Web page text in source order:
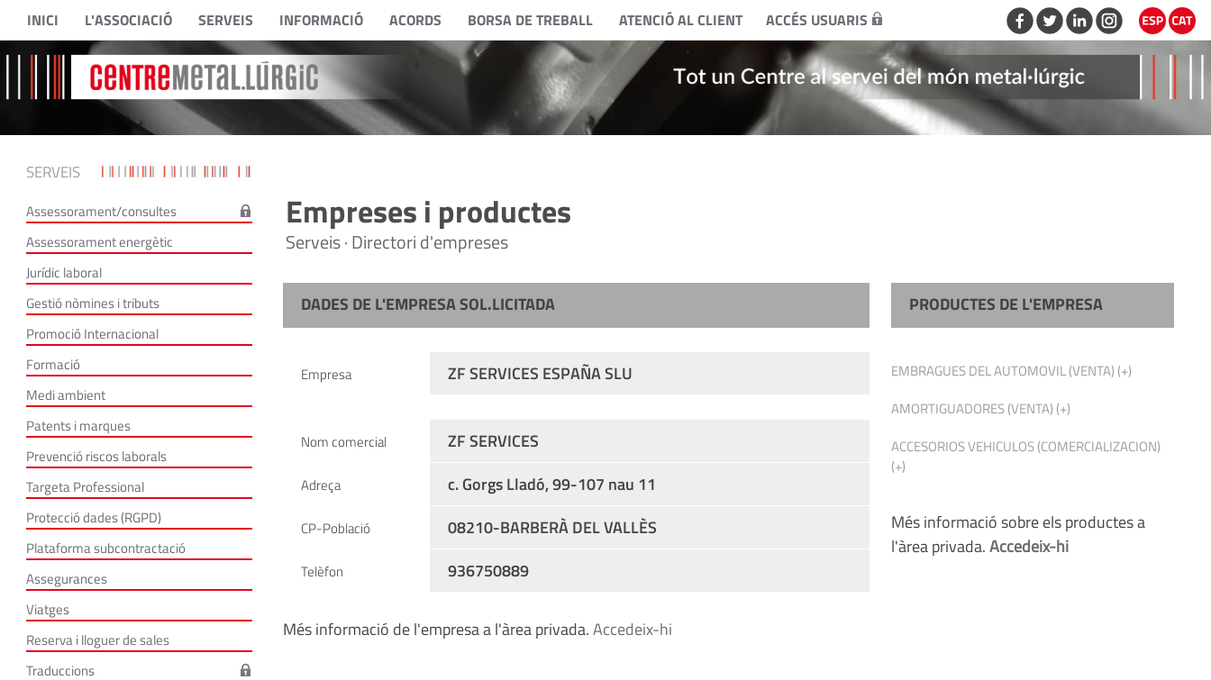
INICI L'ASSOCIACIÓ SERVEIS INFORMACIÓ ACORDS BORSA DE TREBALL ATENCIÓ AL CLIENT ACCÉS USUARIS
SERVEIS
Assessorament/consultes
Assessorament energètic
Jurídic laboral
Gestió nòmines i tributs
Promoció Internacional
Formació
Medi ambient
Patents i marques
Prevenció riscos laborals
Targeta Professional
Protecció dades (RGPD)
Plataforma subcontractació
Assegurances
Viatges
Reserva i lloguer de sales
Traduccions
Empreses i productes
Serveis · Directori d'empreses
DADES DE L'EMPRESA SOL.LICITADA
Empresa ZF SERVICES ESPAÑA SLU
Nom comercial ZF SERVICES
Adreça c. Gorgs Lladó, 99-107 nau 11
CP-Població 08210-BARBERÀ DEL VALLÈS
Telèfon 936750889
Més informació de l'empresa a l'àrea privada.Accedeix-hi
PRODUCTES DE L'EMPRESA
EMBRAGUES DEL AUTOMOVIL (VENTA) (+)
AMORTIGUADORES (VENTA) (+)
ACCESORIOS VEHICULOS (COMERCIALIZACION)
(+)
Més informació sobre els productes a
l'àrea privada.Accedeix-hi